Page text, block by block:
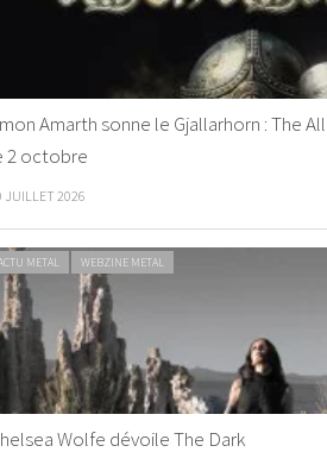
Amarth sonne le Gjallarhorn : The
2 octobre
JUILLET 2026
METAL WEBZINE METAL
Wolfe dévoile The Dark